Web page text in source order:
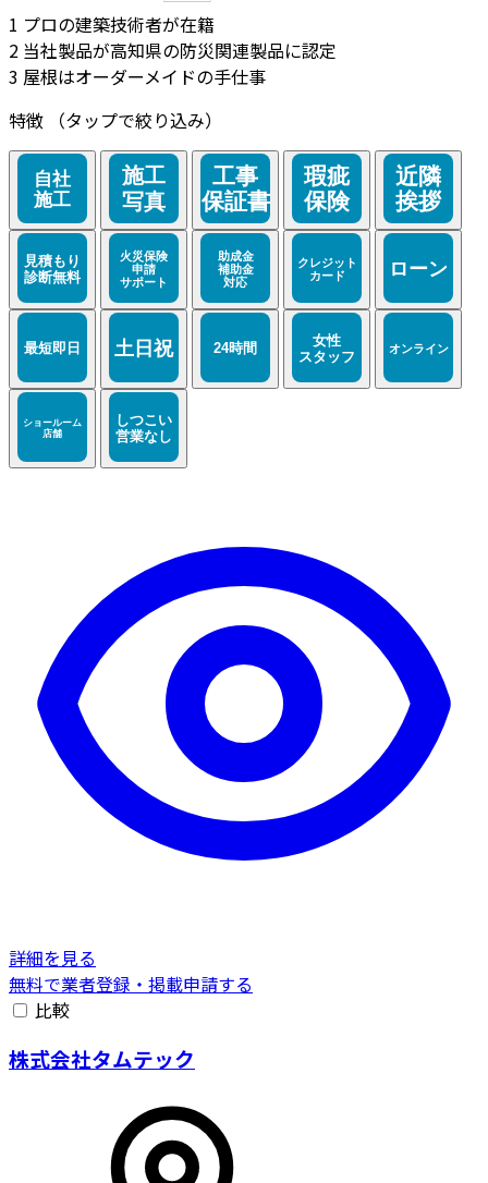
1 プロの建築技術者が在籍
2 当社製品が高知県の防災関連製品に認定
3 屋根はオーダーメイドの手仕事
特徴
（タップで絞り込み）
詳細を見る
無料で業者登録・掲載申請する
比較
株式会社タムテック